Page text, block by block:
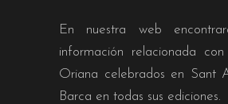
En nuestra web
información relacionada
Oriana celebrados en Sant
Barca en todas sus ediciones.